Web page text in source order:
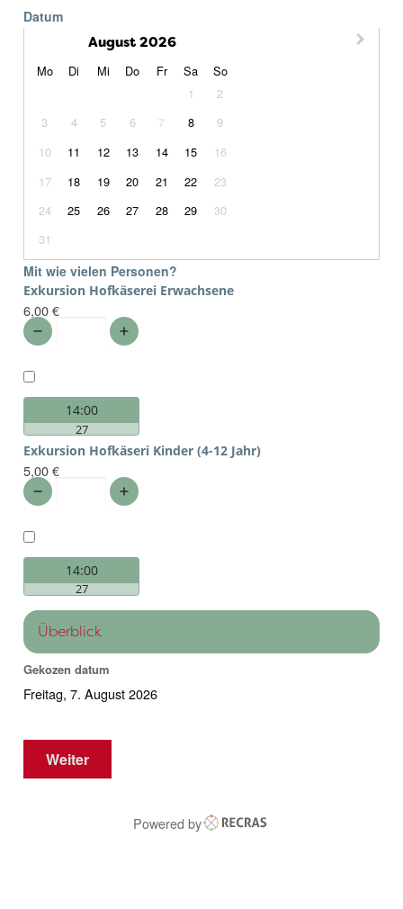
Datum
August 2026
Montag
Mo Dienstag
Di Mittwoch
Mi Donnerstag
Do Freitag
Fr Samstag
Sa Sonntag
So
1
2
3
4 5 6 7 8
9
10
11 12 13 14 15
16
17
18 19 20 21 22
23
24
25 26 27 28 29
30
31
Mit wie vielen Personen?
Exkursion Hofkäserei Erwachsene
6,00 €
14:00
27
Exkursion Hofkäseri Kinder (4-12 Jahr)
5,00 €
14:00
27
Weiter
Überblick
Gekozen datum
Freitag, 7. August 2026
Powered by